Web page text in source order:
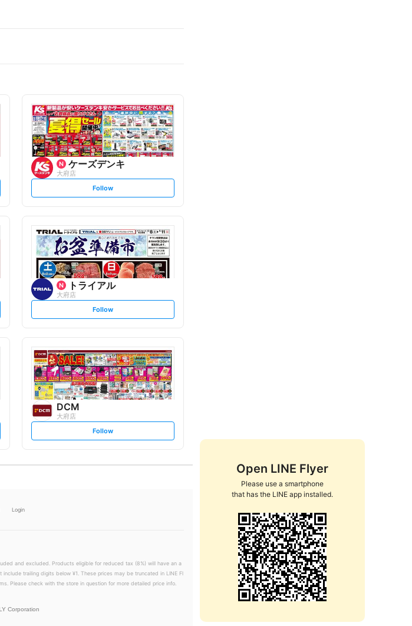
ケーズデンキ
大府店
s
t
o
w
Follow
トライアル
大府店
s
t
o
w
Follow
DCM
大府店
s
t
Follow
Open LINE Flyer
Please use a smartphone
that has the LINE app installed.
Login
and excluded. Products eligible for reduced tax (8%) will have an a
trailing digits below ¥1. These prices may be truncated in LINE Fl
Please check with the store in question for more detailed price info.
LY Corporation